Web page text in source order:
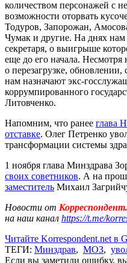
количеством персонажей с
возможности оторвать
Тодуров, Запорожан,
Чумак и другие. На днях нам
секретаря, о выигрыше
еще до его начала.
о перезагрузке,
нам назначают экс-
коррумпированного
Литовченко.
Напомним, что ранее глава
отставке. Олег Петренко
трансформации системы
1 ноября глава Минздрава
своих советников. А на
заместитель Михаил
Новости от
на наш канал https://t.me/
Читайте Korrespondent.net в
ТЕГИ: Минздрав, МОЗ,
Если вы заметили ошибку,